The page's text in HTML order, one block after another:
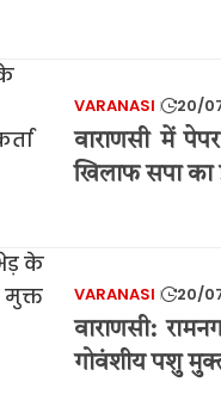
VARANASI 20/
वाराणसी में
खिलाफ सपा का
VARANASI 20/
वाराणसी:
गोवंशीय पशु